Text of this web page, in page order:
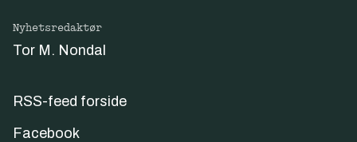
Nyhetsredaktør
Tor M. Nondal
RSS-feed forside
Facebook